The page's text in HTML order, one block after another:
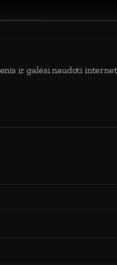
ir galėsi naudoti